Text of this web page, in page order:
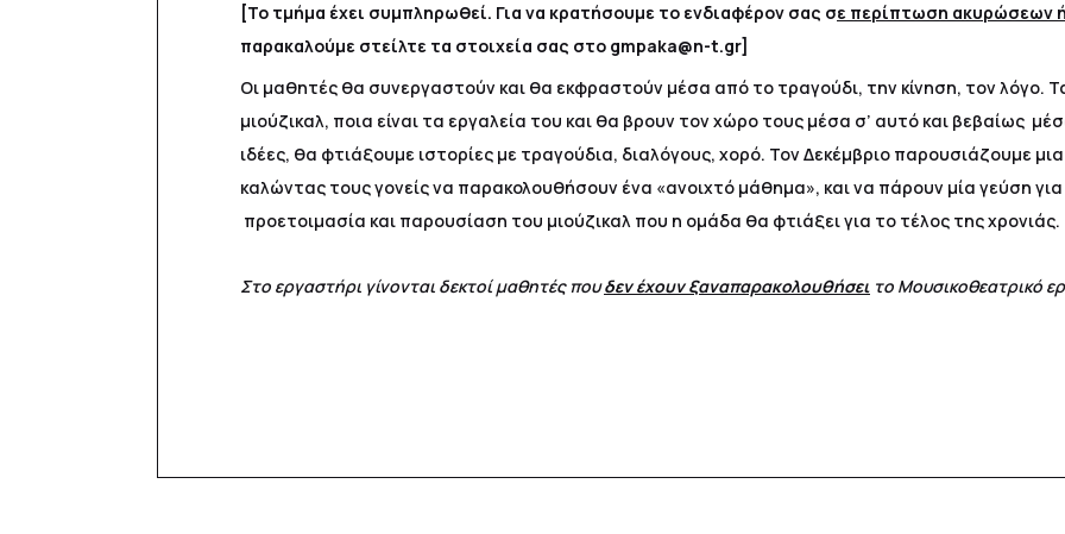
[Το τμήμα έχει συμπληρωθεί. Για να κρατήσουμε το ενδιαφέρον σας σε περίπτωση ακυρώσεων
παρακαλούμε στείλτε τα στοιχεία σας στο gmpaka@n-t.gr]
Οι μαθητές θα συνεργαστούν και θα εκφραστούν μέσα από το τραγούδι, την κίνηση, τον λόγο.
μιούζικαλ, ποια είναι τα εργαλεία του και θα βρουν τον χώρο τους μέσα σ’ αυτό και βεβαίως
ιδέες, θα φτιάξουμε ιστορίες με τραγούδια, διαλόγους, χορό. Τον Δεκέμβριο παρουσιάζουμε
καλώντας τους γονείς να παρακολουθήσουν ένα «ανοιχτό μάθημα», και να πάρουν μία γεύση
προετοιμασία και παρουσίαση του μιούζικαλ που η ομάδα θα φτιάξει για το τέλος της χρονιάς.
Στο εργαστήρι γίνονται δεκτοί μαθητές πουδεν έχουν ξαναπαρακολουθήσει το Μουσικοθεατρικό